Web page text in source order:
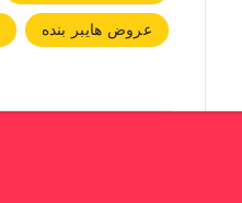
عروض هايبر بنده